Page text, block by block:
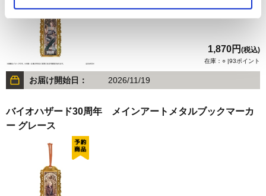
1,870円 (税込)
在庫：○ |93ポイント
お届け開始日： 2026/11/19
バイオハザード30周年 メインアートメタルブックマーカ
ー グレース